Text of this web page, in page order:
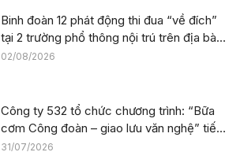
Binh đoàn 12 phát động thi đua “về đích”
tại 2 trường phổ thông nội trú trên địa bàn
tỉnh Lào Cai
02/08/2026
Công ty 532 tổ chức chương trình: “Bữa
cơm Công đoàn – giao lưu văn nghệ” tiếp
sức công trường tại dự án Trường phổ
31/07/2026